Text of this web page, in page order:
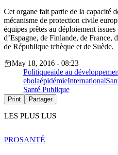
Cet organe fait partie de la capacité
mécanisme de protection civile
équipes prêtes au déploiement
d’Espagne, de Finlande, de France,
de République tchèque et de Suède.
May 18, 2016 - 08:23
Politiqueaide au
ebolaépidémieInternational
Santé Publique
Print Partager
LES PLUS LUS
PROSANTÉ